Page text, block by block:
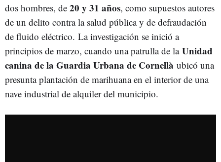
dos hombres, de 20 y 31 años, como supuestos autores
de un delito contra la salud pública y de defraudación
de fluido eléctrico. La investigación se inició a
principios de marzo, cuando una patrulla de laUnidad
canina de la Guardia Urbana de Cornellà ubicó una
presunta plantación de marihuana en el interior de una
nave industrial de alquiler del municipio.